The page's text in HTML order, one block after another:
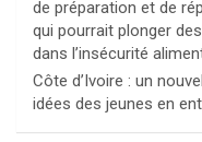
de préparation et de
qui pourrait plonger
dans l’insécurité
Côte d’Ivoire : un
idées des jeunes en